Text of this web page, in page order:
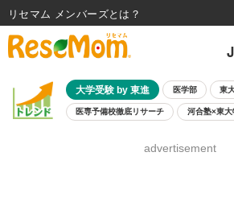
大学受験 by 東進 医学部 東
医専予備校徹底リサーチ 河合塾×東大
8月開催学校説明会・相談会
advertisement
リセマム メンバーズ